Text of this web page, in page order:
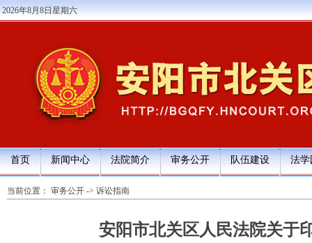
2026年8月8日星期六
首页 新闻中心 法院简介 审务公开 队伍建设 法学
当前位置： 审务公开 -> 诉讼指南
安阳市北关区人民法院关于